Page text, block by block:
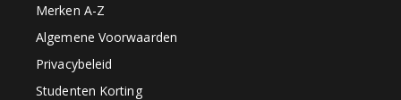
Merken A-Z
Algemene Voorwaarden
Privacybeleid
Studenten Korting